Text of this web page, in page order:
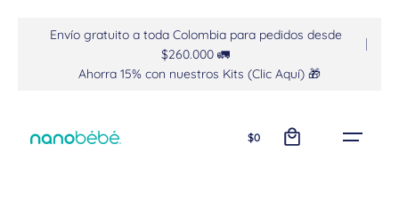
Envío gratuito a toda Colombia para pedidos desde
$260.000 🚛
Ahorra 15% con nuestros Kits (Clic Aquí) 🎁
$0